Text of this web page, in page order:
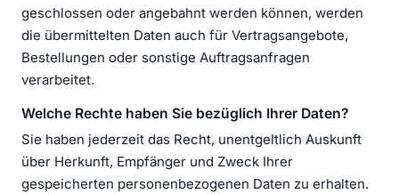
geschlossen oder angebahnt werden können, werden
die übermittelten Daten auch für Vertragsangebote,
Bestellungen oder sonstige Auftragsanfragen
verarbeitet.
Welche Rechte haben Sie bezüglich Ihrer Daten?
Sie haben jederzeit das Recht, unentgeltlich Auskunft
über Herkunft, Empfänger und Zweck Ihrer
gespeicherten personenbezogenen Daten zu erhalten.